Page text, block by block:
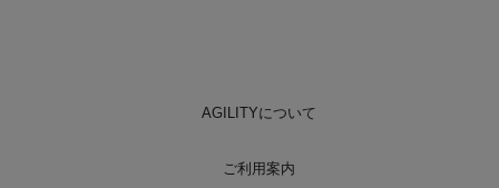
AGILITYについて
ご利用案内